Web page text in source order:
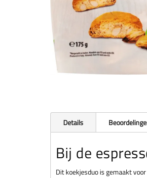
Details
Bij de
Dit koekjesduo is gemaakt